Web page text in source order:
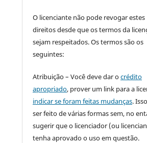
O licenciante não pode revogar estes
direitos desde que os termos da
sejam respeitados. Os termos são os
seguintes:
Atribuição – Você deve dar ocrédito
apropriado, prover um link para a
indicar se foram feitas mudanças.
ser feito de várias formas sem, no
sugerir que o licenciador (ou
tenha aprovado o uso em questão.